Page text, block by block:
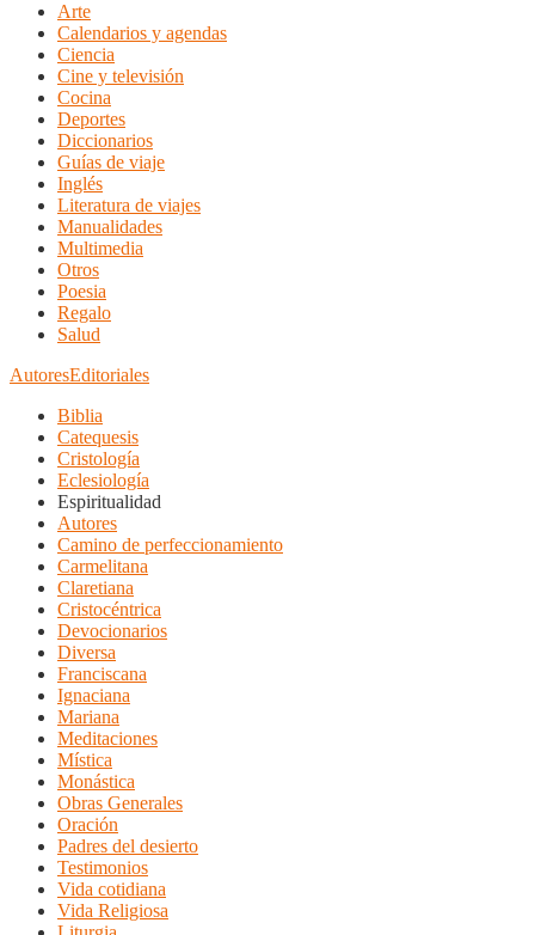
Arte
Calendarios y agendas
Ciencia
Cine y televisión
Cocina
Deportes
Diccionarios
Guías de viaje
Inglés
Literatura de viajes
Manualidades
Multimedia
Otros
Poesia
Regalo
Salud
AutoresEditoriales
Biblia
Catequesis
Cristología
Eclesiología
Espiritualidad
Autores
Camino de perfeccionamiento
Carmelitana
Claretiana
Cristocéntrica
Devocionarios
Diversa
Franciscana
Ignaciana
Mariana
Meditaciones
Mística
Monástica
Obras Generales
Oración
Padres del desierto
Testimonios
Vida cotidiana
Vida Religiosa